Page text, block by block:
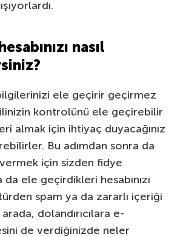
nasıl
ele geçirir geçirmez
kontrolünü ele geçirebilir
almak için ihtiyaç duyacağınız
Bu adımdan sonra da
vermek için sizden fidye
ele geçirdikleri hesabınızı
spam ya da zararlı içeriği
dolandırıcılara e-
de verdiğinizde neler